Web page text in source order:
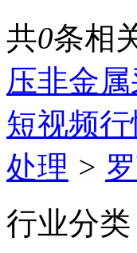
共0条相
压非金属
短视频
处理 >
行业分类